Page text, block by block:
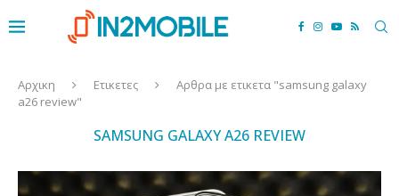
Αρχικη Ετικετες
Αρθρα με ετικετα "samsung galaxy
a26 review"
SAMSUNG GALAXY A26 REVIEW